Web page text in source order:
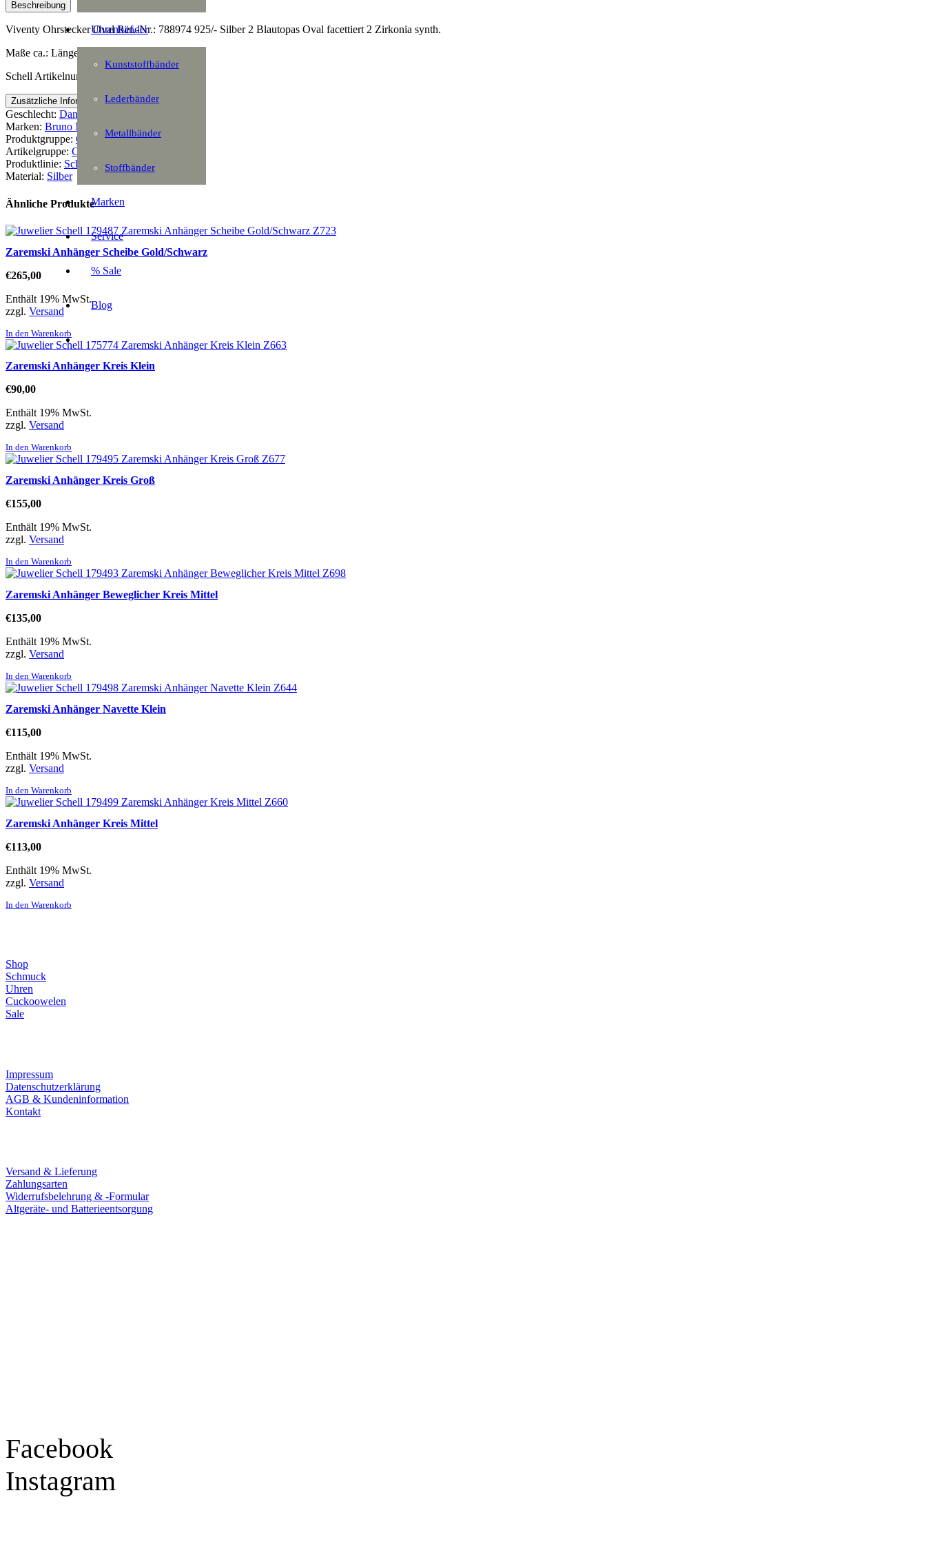
Uhrenbänder
Kunststoffbänder
Lederbänder
Metallbänder
Stoffbänder
Marken
Service
% Sale
Blog
Beschreibung
Viventy Ohrstecker Oval Ref.-Nr.: 788974 925/- Silber 2 Blautopas Oval facettiert 2 Zirkonia synth.
Maße ca.: Länge: 10mm Breite: 6mm
Schell Artikelnummer: 180241
Zusätzliche Information
Geschlecht: Damen
Marken: Bruno Mayer
Produktgruppe: Ohrschmuck
Artikelgruppe: Ohrstecker
Produktlinie: Schmuck
Material: Silber
Ähnliche Produkte
Zaremski Anhänger Scheibe Gold/Schwarz
€265,00
Enthält 19% MwSt.
zzgl. Versand
In den Warenkorb
Zaremski Anhänger Kreis Klein
€90,00
Enthält 19% MwSt.
zzgl. Versand
In den Warenkorb
Zaremski Anhänger Kreis Groß
€155,00
Enthält 19% MwSt.
zzgl. Versand
In den Warenkorb
Zaremski Anhänger Beweglicher Kreis Mittel
€135,00
Enthält 19% MwSt.
zzgl. Versand
In den Warenkorb
Zaremski Anhänger Navette Klein
€115,00
Enthält 19% MwSt.
zzgl. Versand
In den Warenkorb
Zaremski Anhänger Kreis Mittel
€113,00
Enthält 19% MwSt.
zzgl. Versand
In den Warenkorb
Shop
Schmuck
Uhren
Cuckoowelen
Sale
Impressum
Datenschutzerklärung
AGB & Kundeninformation
Kontakt
Versand & Lieferung
Zahlungsarten
Widerrufsbelehrung & -Formular
Altgeräte- und Batterieentsorgung
Facebook
Instagram